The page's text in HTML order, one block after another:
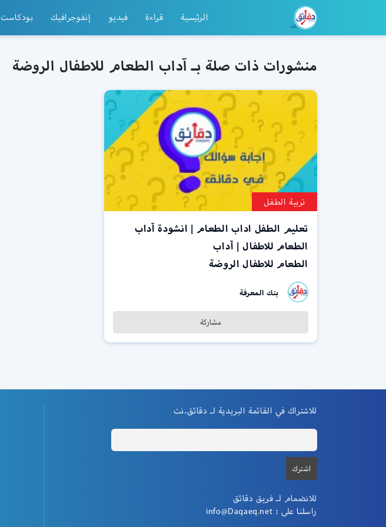
الرئيسية قراءة فيديو إنفوجرافيك بودكاست
منشورات ذات صلة بـ آداب الطعام للاطفال الروضة
تربية الطفل
تعليم الطفل اداب الطعام | انشودة آداب
الطعام للاطفال | آداب
الطعام للاطفال الروضة
بنك المعرفة
مشاركة
للاشتراك في القائمة البريدية لـ دقائق.نت
للانضمام لـ فريق دقائق
راسلنا على : info@Daqaeq.net